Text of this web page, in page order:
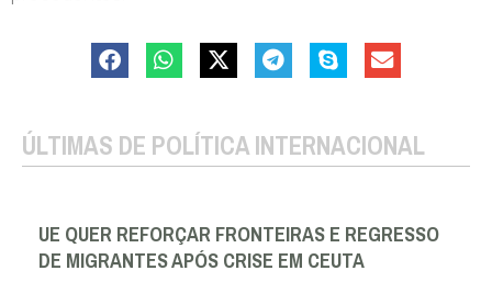
ÚLTIMAS DE POLÍTICA INTERNACIONAL
UE QUER REFORÇAR FRONTEIRAS E REGRESSO
DE MIGRANTES APÓS CRISE EM CEUTA